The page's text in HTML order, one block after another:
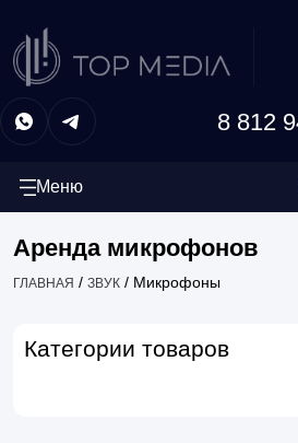
8 812
Меню
Аренда микрофонов
ГЛАВНАЯ / ЗВУК / Микрофоны
Категории товаров